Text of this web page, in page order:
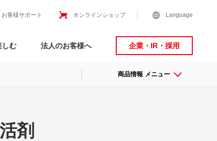
お客様サポート オンラインショップ Language
しむ 法人のお客様へ 企業・IR・採用
商品情報 メニュー
剤